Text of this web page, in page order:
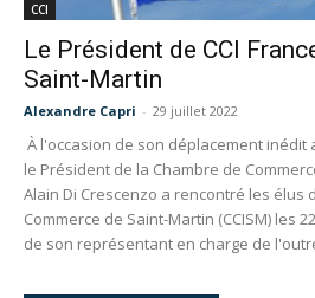
CCI
Le Président de CCI
Saint-Martin
Alexandre Capri - 29 juillet 2022
À l'occasion de son déplacement inédit
le Président de la Chambre de
Alain Di Crescenzo a rencontré les élus
Commerce de Saint-Martin (CCISM) les
de son représentant en charge de